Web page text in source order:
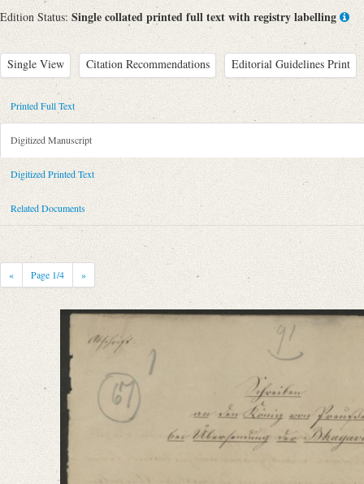
Edition Status: Single collated printed full text with registry labelling
Single View Citation Recommendations Editorial Guidelines Print
Metadata Concerning Header
Sender: August Wilhelm von Schlegel
Recipient: Friedrich Wilhelm III., Preußen, König
Place of Dispatch: Bonn
Date: September 1823
Notations: Abschrift.
Printed Text
Provider: Dresden, Sächsische Landesbibliothek - Staats- und
Bibliography: Briefe von und an August Wilhelm Schlegel.
Incipit: „[1] Großmächtigster König!
Allergnädigster König und Herr!
Ew. Majestät bitte ich ehrerbietigst um die Gnade, das erste Buch in
Manuscript
Provider: Dresden, Sächsische Landesbibliothek - Staats- und
OAI Id: DE-1a-33563
Classification Number: Mscr.Dresd.e.90,XIX,Bd.8,Nr.67
Printed Full Text
Digitized Manuscript
Digitized Printed Text
Related Documents
« Page 1/4 »